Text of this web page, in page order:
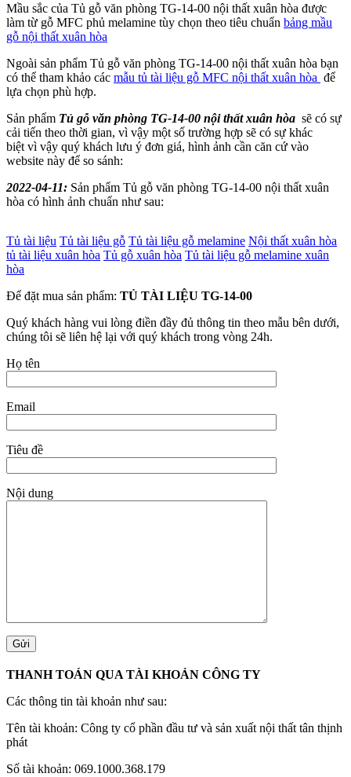
Mầu sắc của Tủ gỗ văn phòng TG-14-00 nội thất xuân hòa được
làm từ gỗ MFC phủ melamine tùy chọn theo tiêu chuẩn bảng mầu
gỗ nội thất xuân hòa
Ngoài sản phẩm Tủ gỗ văn phòng TG-14-00 nội thất xuân hòa bạn
có thể tham khảo các mẫu tủ tài liệu gỗ MFC nội thất xuân hòa để
lựa chọn phù hợp.
Sản phẩm Tủ gỗ văn phòng TG-14-00 nội thất xuân hòa sẽ có sự
cải tiến theo thời gian, vì vậy một số trường hợp sẽ có sự khác
biệt vì vậy quý khách lưu ý đơn giá, hình ảnh cần căn cứ vào
website này để so sánh:
2022-04-11: Sản phẩm Tủ gỗ văn phòng TG-14-00 nội thất xuân
hòa có hình ảnh chuẩn như sau:
Tủ tài liệu Tủ tài liệu gỗ Tủ tài liệu gỗ melamine Nội thất xuân hòa
tủ tài liệu xuân hòa Tủ gỗ xuân hòa Tủ tài liệu gỗ melamine xuân
hòa
Để đặt mua sản phẩm: TỦ TÀI LIỆU TG-14-00
Quý khách hàng vui lòng điền đầy đủ thông tin theo mẫu bên dưới,
chúng tôi sẽ liên hệ lại với quý khách trong vòng 24h.
Họ tên
Email
Tiêu đề
Nội dung
THANH TOÁN QUA TÀI KHOẢN CÔNG TY
Các thông tin tài khoản như sau:
Tên tài khoản: Công ty cổ phần đầu tư và sản xuất nội thất tân thịnh
phát
Số tài khoản: 069.1000.368.179